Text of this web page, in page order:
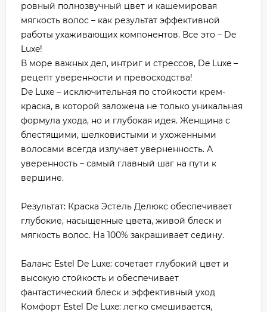
ровный полнозвучный цвет и кашемировая
мягкость волос – как результат эффективной
работы ухаживающих компонентов. Все это – De
Luxe!
В море важных дел, интриг и стрессов, De Luxe –
рецепт уверенности и превосходства!
De Luxe – исключительная по стойкости крем-
краска, в которой заложена не только уникальная
формула ухода, но и глубокая идея. Женщина с
блестящими, шелковистыми и ухоженными
волосами всегда излучает уверненность. А
уверенность – самый главный шаг на пути к
вершине.
Результат: Краска Эстель Делюкс обеспечивает
глубокие, насыщенные цвета, живой блеск и
мягкость волос. На 100% закрашивает седину.
Баланс Estel De Luxe: сочетает глубокий цвет и
высокую стойкость и обеспечивает
фантастический блеск и эффективный уход
Комфорт Estel De Luxe: легко смешивается,